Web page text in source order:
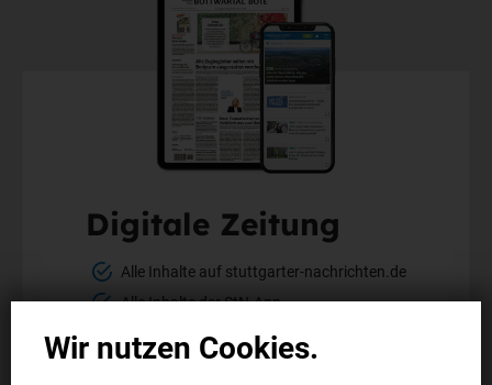
Digitale Zeitung
Alle Inhalte auf stuttgarter-nachrichten.de
Alle Inhalte der StN-App
Die digitale Ausgabe als E-Paper (Mo.-So.)
Die gedruckte Ausgabe im Briefkasten
Wir nutzen Cookies.